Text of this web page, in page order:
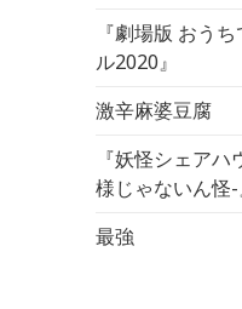
『劇場版 おう
ル2020』
激辛麻婆豆腐
『妖怪シェア
様じゃないん怪-
最強